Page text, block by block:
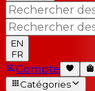
EN
FR
Compte
Catégories